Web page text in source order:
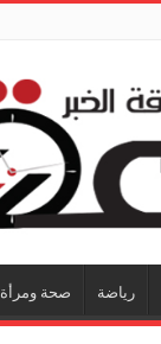
رياضة صحة ومرأة